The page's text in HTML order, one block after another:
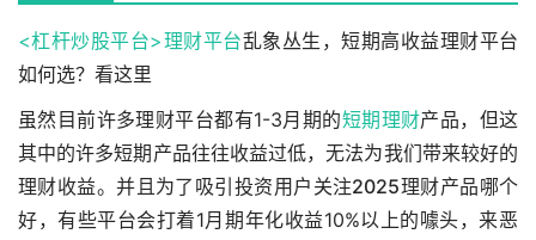
<杠杆炒股平台>理财平台乱象丛生，短期高收益理财平台
如何选？看这里
虽然目前许多理财平台都有1-3月期的短期理财产品，但这
其中的许多短期产品往往收益过低，无法为我们带来较好的
理财收益。并且为了吸引投资用户关注2025理财产品哪个
好，有些平台会打着1月期年化收益10%以上的噱头，来恶